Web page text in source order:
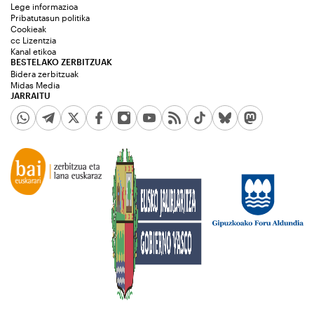
JARRAITU
Lege informazioa
Pribatutasun politika
Cookieak
cc Lizentzia
Kanal etikoa
BESTELAKO ZERBITZUAK
Bidera zerbitzuak
Midas Media